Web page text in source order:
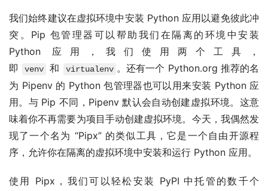
我们始终建议在虚拟环境中安装 Python 应用以避免彼此冲
突。Pip 包管理器可以帮助我们在隔离的环境中安装
Python 应用，我们使用两个工具，
即
venv 和 virtualenv 。还有一个 Python.org 推荐的名
为 Pipenv 的 Python 包管理器也可以用来安装 Python 应
用。与 Pip 不同，Pipenv 默认会自动创建虚拟环境。这意
味着你不再需要为项目手动创建虚拟环境。今天，我偶然发
现了一个名为 “Pipx” 的类似工具，它是一个自由开源程
序，允许你在隔离的虚拟环境中安装和运行 Python 应用。
使用 Pipx，我们可以轻松安装 PyPI 中托管的数千个